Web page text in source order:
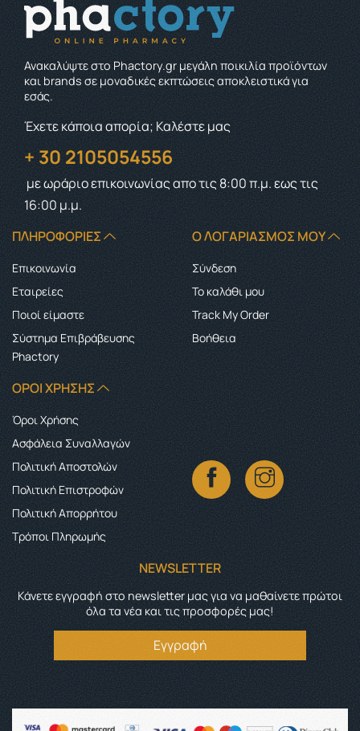
Ανακαλύψτε στο Phactory.gr μεγάλη ποικιλία προϊόντων
και brands σε μοναδικές εκπτώσεις αποκλειστικά για
εσάς.
Έχετε κάποια απορία; Καλέστε μας
+ 30 2105054556
με ωράριο επικοινωνίαςαπο τις 8:00 π.μ. εως τις
16:00 μ.μ.
ΠΛΗΡΟΦΟΡΊΕΣ
Επικοινωνία
Εταιρείες
Ποιοί είμαστε
Σύστημα Επιβράβευσης
Phactory
Ο ΛΟΓΑΡΙΑΣΜΌΣ ΜΟΥ
Σύνδεση
Το καλάθι μου
Track My Order
Boήθεια
ΌΡΟΙ ΧΡΉΣΗΣ
Όροι Χρήσης
Ασφάλεια Συναλλαγών
Πολιτική Αποστολών
Πολιτική Επιστροφών
Πολιτική Απορρήτου
Τρόποι Πληρωμής
NEWSLETTER
Κάνετε εγγραφή στο newsletter μας για να μαθαίνετε πρώτοι
όλα τα νέα και τις προσφορές μας!
Εγγραφή